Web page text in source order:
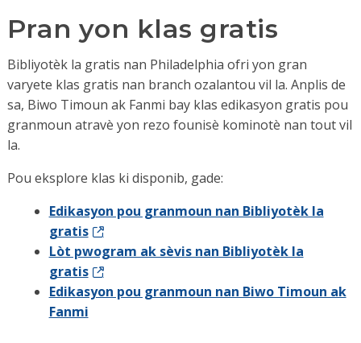
Pran yon klas gratis
Bibliyotèk la gratis nan Philadelphia ofri yon gran
varyete klas gratis nan branch ozalantou vil la. Anplis de
sa, Biwo Timoun ak Fanmi bay klas edikasyon gratis pou
granmoun atravè yon rezo founisè kominotè nan tout vil
la.
Pou eksplore klas ki disponib, gade:
Edikasyon pou granmoun nan Bibliyotèk la
gratis
Lòt pwogram ak sèvis nan Bibliyotèk la
gratis
Edikasyon pou granmoun nan Biwo Timoun ak
Fanmi